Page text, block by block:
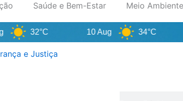
Saúde e Bem-Estar Meio
32°C 10 Aug 34°C
e Justiça